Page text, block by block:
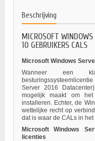
Beschrijving
MICROSOFT
10 GEBRUIKERS CALS
Microsoft Windows
Wanneer een
Server 2016
mogelijk maakt om
installeren. Echter, de
wettelijke recht op
dat is waar de CALs in
Microsoft Windows
licenties